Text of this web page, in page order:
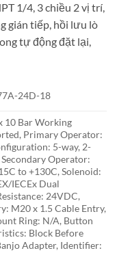
1/4, 3 chiều 2 vị trí,
gián tiếp, hồi lưu lò
tự động đặt lại,
24D-18
10 Bar Working
Primary Operator:
5-way, 2-
Operator:
to +130C, Solenoid:
IECEx Dual
24VDC,
M20 x 1.5 Cable Entry,
Ring: N/A, Button
Block Before
Adapter, Identifier: